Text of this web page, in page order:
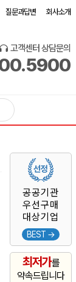
질문과답변 회사소개
고객센터 상담문의
공공기관
우선구매
대상기업
BEST →
최저가를
약속드립니다